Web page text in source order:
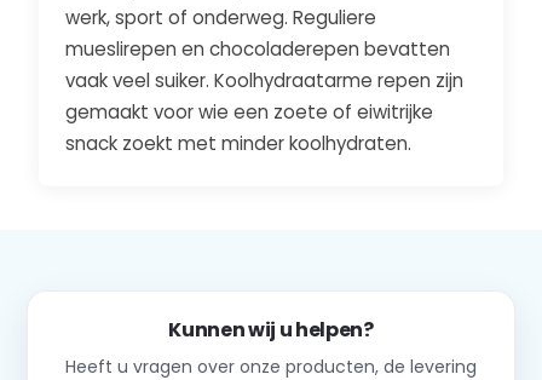
werk, sport of onderweg. Reguliere
mueslirepen en chocoladerepen bevatten
vaak veel suiker. Koolhydraatarme repen zijn
gemaakt voor wie een zoete of eiwitrijke
snack zoekt met minder koolhydraten.
Kunnen wij u helpen?
Heeft u vragen over onze producten, de levering